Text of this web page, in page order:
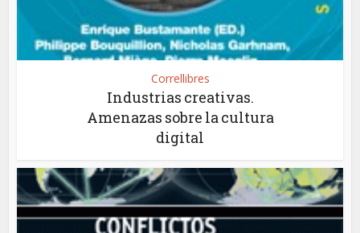
Correllibres
Industrias creativas.
Amenazas sobre la cultura
digital